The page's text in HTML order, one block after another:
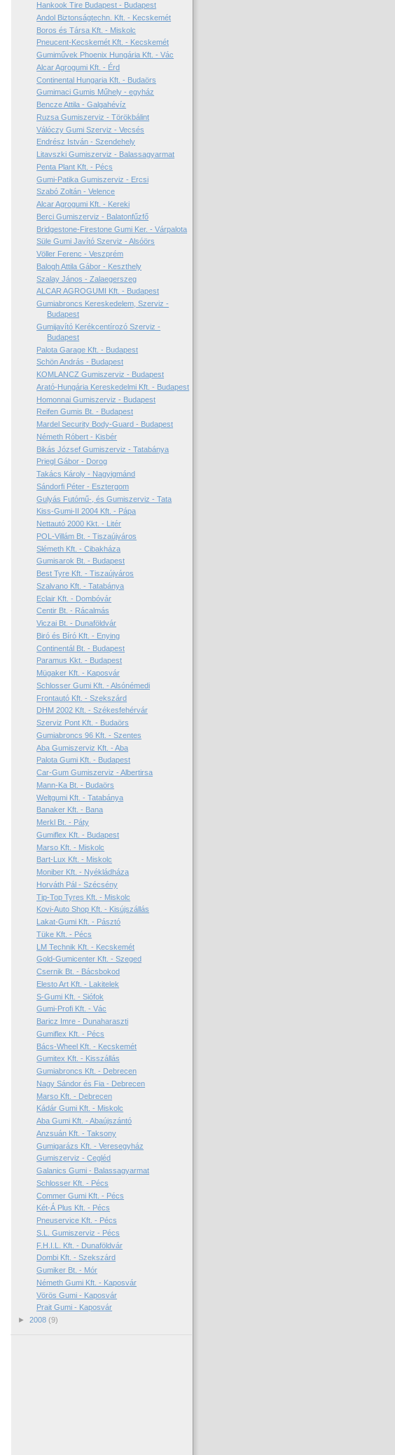
Hankook Tire Budapest - Budapest
Andol Biztonságtechn. Kft. - Kecskemét
Boros és Társa Kft. - Miskolc
Pneucent-Kecskemét Kft. - Kecskemét
Gumiművek Phoenix Hungária Kft. - Vác
Alcar Agrogumi Kft. - Érd
Continental Hungaria Kft. - Budaörs
Gumimaci Gumis Műhely - egyház
Bencze Attila - Galgahévíz
Ruzsa Gumiszerviz - Törökbálint
Válóczy Gumi Szerviz - Vecsés
Endrész István - Szendehely
Litavszki Gumiszerviz - Balassagyarmat
Penta Plant Kft. - Pécs
Gumi-Patika Gumiszerviz - Ercsi
Szabó Zoltán - Velence
Alcar Agrogumi Kft. - Kereki
Berci Gumiszerviz - Balatonfűzfő
Bridgestone-Firestone Gumi Ker. - Várpalota
Süle Gumi Javító Szerviz - Alsóörs
Völler Ferenc - Veszprém
Balogh Attila Gábor - Keszthely
Szalay János - Zalaegerszeg
ALCAR AGROGUMI Kft. - Budapest
Gumiabroncs Kereskedelem, Szerviz -
Budapest
Gumijavító Kerékcentírozó Szerviz -
Budapest
Palota Garage Kft. - Budapest
Schön András - Budapest
KOMLANCZ Gumiszerviz - Budapest
Arató-Hungária Kereskedelmi Kft. - Budapest
Homonnai Gumiszerviz - Budapest
Reifen Gumis Bt. - Budapest
Mardel Security Body-Guard - Budapest
Németh Róbert - Kisbér
Bikás József Gumiszerviz - Tatabánya
Priegl Gábor - Dorog
Takács Károly - Nagyigmánd
Sándorfi Péter - Esztergom
Gulyás Futómű-, és Gumiszerviz - Tata
Kiss-Gumi-II 2004 Kft. - Pápa
Nettautó 2000 Kkt. - Litér
POL-Villám Bt. - Tiszaújváros
Slémeth Kft. - Cibakháza
Gumisarok Bt. - Budapest
Best Tyre Kft. - Tiszaújváros
Szalvano Kft. - Tatabánya
Eclair Kft. - Dombóvár
Centir Bt. - Rácalmás
Viczai Bt. - Dunaföldvár
Biró és Bíró Kft. - Enying
Continentál Bt. - Budapest
Paramus Kkt. - Budapest
Mügaker Kft. - Kaposvár
Schlosser Gumi Kft. - Alsónémedi
Frontautó Kft. - Szekszárd
DHM 2002 Kft. - Székesfehérvár
Szerviz Pont Kft. - Budaörs
Gumiabroncs 96 Kft. - Szentes
Aba Gumiszerviz Kft. - Aba
Palota Gumi Kft. - Budapest
Car-Gum Gumiszerviz - Albertirsa
Mann-Ka Bt. - Budaörs
Weltgumi Kft. - Tatabánya
Banaker Kft. - Bana
Merkl Bt. - Páty
Gumiflex Kft. - Budapest
Marso Kft. - Miskolc
Bart-Lux Kft. - Miskolc
Moniber Kft. - Nyékládháza
Horváth Pál - Szécsény
Tip-Top Tyres Kft. - Miskolc
Kovi-Auto Shop Kft. - Kisújszállás
Lakat-Gumi Kft. - Pásztó
Tüke Kft. - Pécs
LM Technik Kft. - Kecskemét
Gold-Gumicenter Kft. - Szeged
Csernik Bt. - Bácsbokod
Elesto Art Kft. - Lakitelek
S-Gumi Kft. - Siófok
Gumi-Profi Kft. - Vác
Baricz Imre - Dunaharaszti
Gumiflex Kft. - Pécs
Bács-Wheel Kft. - Kecskemét
Gumitex Kft. - Kisszállás
Gumiabroncs Kft. - Debrecen
Nagy Sándor és Fia - Debrecen
Marso Kft. - Debrecen
Kádár Gumi Kft. - Miskolc
Aba Gumi Kft. - Abaújszántó
Anzsuán Kft. - Taksony
Gumigarázs Kft. - Veresegyház
Gumiszerviz - Cegléd
Galanics Gumi - Balassagyarmat
Schlosser Kft. - Pécs
Commer Gumi Kft. - Pécs
Két-Á Plus Kft. - Pécs
Pneuservice Kft. - Pécs
S.L. Gumiszerviz - Pécs
F.H.I.L. Kft. - Dunaföldvár
Dombi Kft. - Szekszárd
Gumiker Bt. - Mór
Németh Gumi Kft. - Kaposvár
Vörös Gumi - Kaposvár
Prait Gumi - Kaposvár
► 2008 (9)